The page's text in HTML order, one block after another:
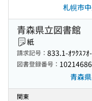
札幌市
青森県立図書館
紙
請求記号： 833.1-ｵﾂｸｽﾌ
図書登録番号：
青森
関東